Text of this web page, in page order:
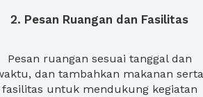
2. Pesan Ruangan dan Fasilitas
Pesan ruangan sesuai tanggal dan
dan tambahkan makanan serta
fasilitas untuk mendukung kegiatan